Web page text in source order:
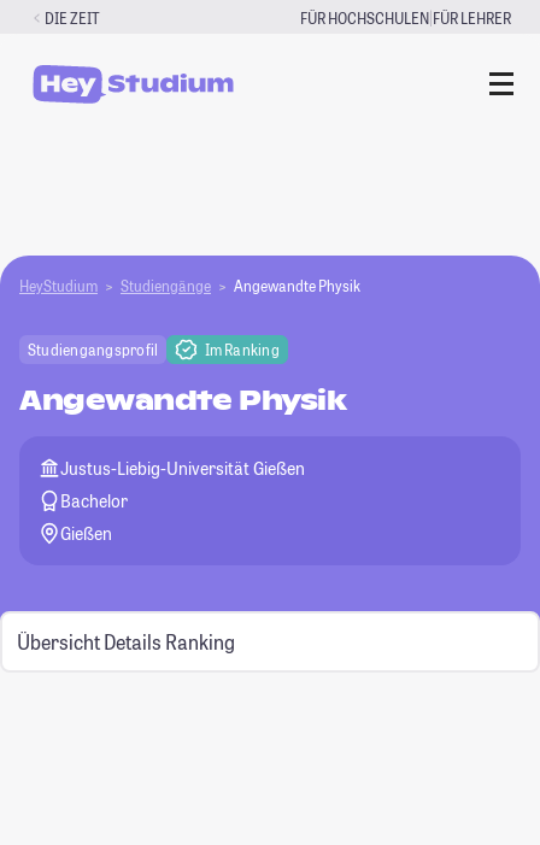
Zum
springen
DIE ZEIT FÜR HOCHSCHULEN|FÜR LEHRER
HeyStudium Studiengänge Angewandte Physik
Studiengangsprofil Im Ranking
Angewandte Physik
Justus-Liebig-Universität Gießen
Bachelor
Gießen
Übersicht Details Ranking